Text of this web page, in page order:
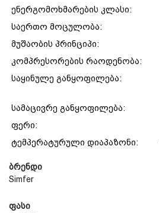
წესები და პირობები
დაბრუნება და გადაცვლის
ენერგომოხმარების კლასი:
საერთო მოცულობა:
მუშაობის პრინციპი:
კომპრესორების რაოდენობა:
საყინულე განყოფილება:
სამაცივრე განყოფილება:
ფერი:
ტემპერატურული დიაპაზონი:
ბრენდი
Simfer
ფასი